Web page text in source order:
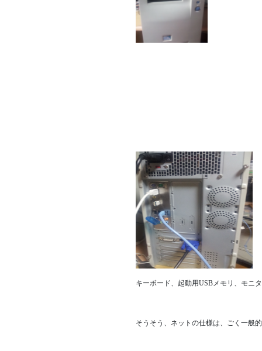
キーボード、起動用USBメモリ、モニ
そうそう、ネットの仕様は、ごく一般